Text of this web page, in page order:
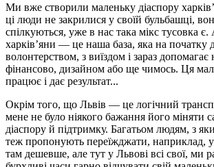
Ми вже створили маленьку діаспору
ці люди не закрилися у своїй бульбашці,
спілкуються, уже в нас така мікс тусовка
харків’яни — це наша база, яка на початку
волонтерством, з виїздом і зараз
фінансово, дизайном або ще чимось. Ця
працює і дає результат...
Окрім того, що Львів — це логічний
мене не було ніякого бажання його міняти
діаспору й підтримку. Багатьом людям, з
теж пропонують переїжджати, наприклад,
там дешевше, але тут у Львові всі свої, ми